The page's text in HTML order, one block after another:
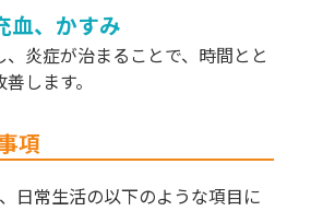
血、かすみ
、炎症が治まることで、時間とと
します。
項
日常生活の以下のような項目に